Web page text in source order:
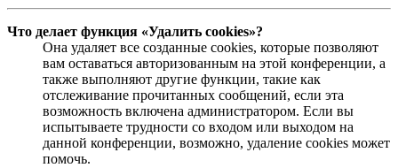
Что делает функция «Удалить cookies»?
Она удаляет все созданные cookies, которые позволяют
вам оставаться авторизованным на этой конференции, а
также выполняют другие функции, такие как
отслеживание прочитанных сообщений, если эта
возможность включена администратором. Если вы
испытываете трудности со входом или выходом на
данной конференции, возможно, удаление cookies может
помочь.